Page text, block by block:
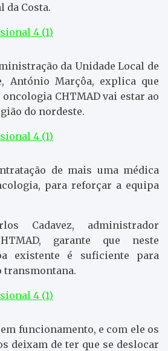
da Costa.
da Unidade Local de
António Marçôa, explica que
oncologia CHTMAD vai estar ao
do nordeste.
de mais uma médica
para reforçar a equipa
Cadavez, administrador
garante que neste
existente é suficiente para
transmontana.
funcionamento, e com ele os
deixam de ter que se deslocar